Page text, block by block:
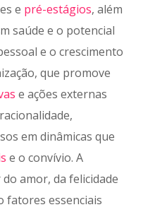
e pré-estágios, além
saúde e o potencial
e o crescimento
que promove
e ações externas
em dinâmicas que
e o convívio. A
amor, da felicidade
fatores essenciais